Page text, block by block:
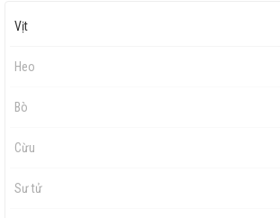
Vịt
Heo
Bò
Cừu
Sư tử